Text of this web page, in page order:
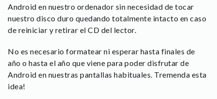
Android en nuestro ordenador sin necesidad de tocar
nuestro disco duro quedando totalmente intacto en caso
de reiniciar y retirar el CD del lector.
No es necesario formatear ni esperar hasta finales de
año o hasta el año que viene para poder disfrutar de
Android en nuestras pantallas habituales. Tremenda esta
idea!